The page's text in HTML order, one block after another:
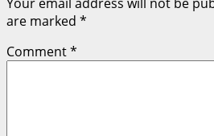
are marked *
Comment*